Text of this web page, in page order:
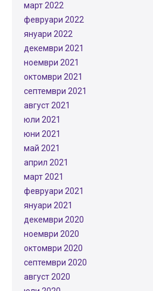
март 2022
февруари 2022
януари 2022
декември 2021
ноември 2021
октомври 2021
септември 2021
август 2021
юли 2021
юни 2021
май 2021
април 2021
март 2021
февруари 2021
януари 2021
декември 2020
ноември 2020
октомври 2020
септември 2020
август 2020